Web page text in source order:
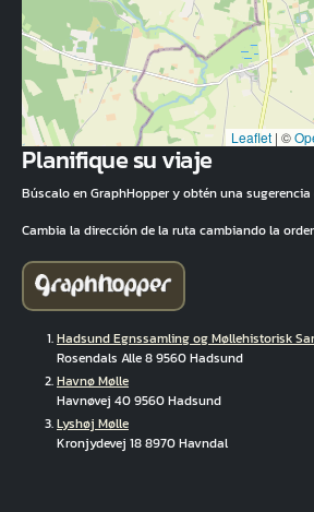
Leaflet | ©
Planifique su viaje
Búscalo en GraphHopper y obtén una
Cambia la dirección de la ruta cambiando la
Hadsund Egnssamling og Møllehistorisk
Rosendals Alle 8 9560 Hadsund
Havnø Mølle
Havnøvej 40 9560 Hadsund
Lyshøj Mølle
Kronjydevej 18 8970 Havndal